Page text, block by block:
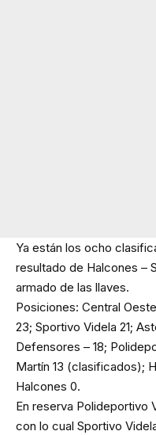
Ya están los ocho
resultado de Halcones –
armado de las llaves.
Posiciones: Central
23; Sportivo Videla 21;
Defensores – 18;
Martín 13 (clasificados);
Halcones 0.
En reserva Polideportivo
con lo cual Sportivo